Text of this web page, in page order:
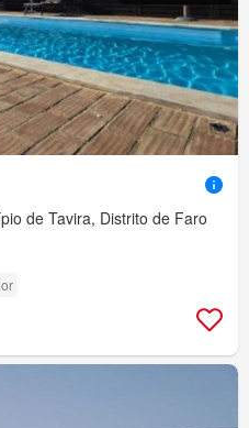
de Tavira, Distrito de Faro